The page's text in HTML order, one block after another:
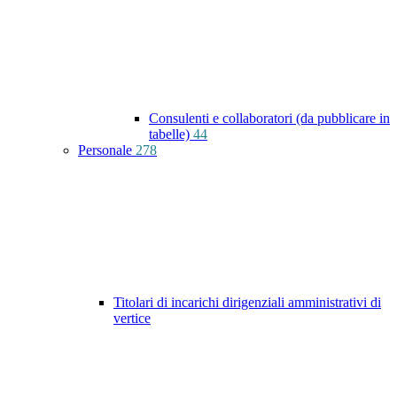
Consulenti e collaboratori (da pubblicare in
tabelle) 44
Personale 278
Titolari di incarichi dirigenziali amministrativi di
vertice